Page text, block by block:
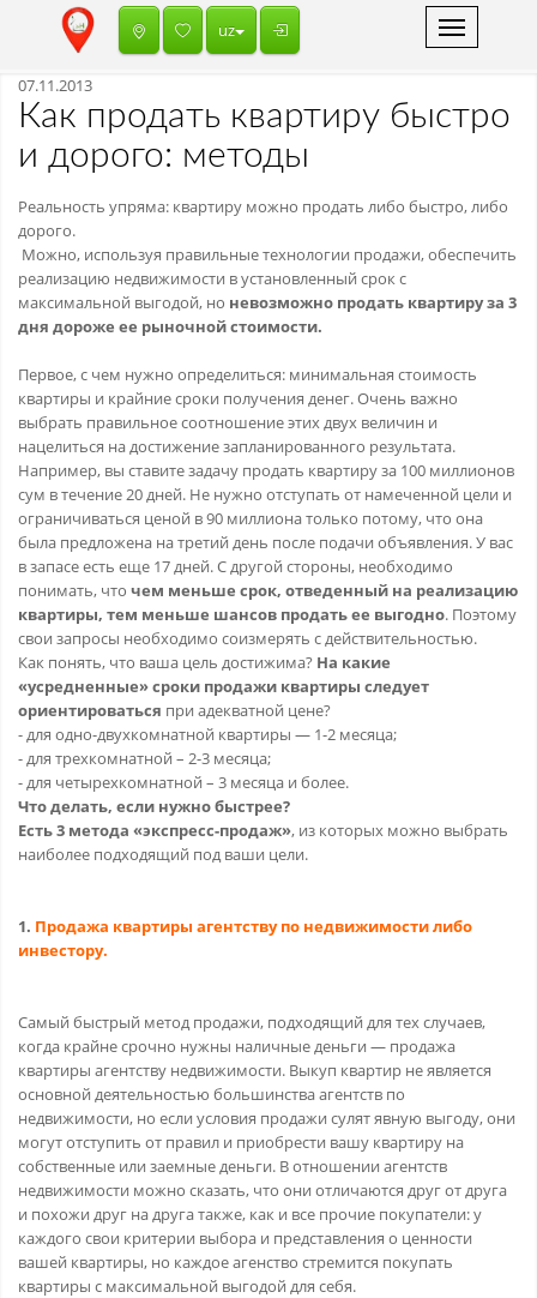
Toggle
navigation
uz
07.11.2013
Как продать квартиру быстро
и дорого: методы
Реальность упряма: квартиру можно продать либо быстро, либо
дорого.
Можно, используя правильные технологии продажи, обеспечить
реализацию недвижимости в установленный срок с
максимальной выгодой, но невозможно продать квартиру за 3
дня дороже ее рыночной стоимости.
Первое, с чем нужно определиться: минимальная стоимость
квартиры и крайние сроки получения денег. Очень важно
выбрать правильное соотношение этих двух величин и
нацелиться на достижение запланированного результата.
Например, вы ставите задачу продать квартиру за 100 миллионов
сум в течение 20 дней. Не нужно отступать от намеченной цели и
ограничиваться ценой в 90 миллиона только потому, что она
была предложена на третий день после подачи объявления. У вас
в запасе есть еще 17 дней. С другой стороны, необходимо
понимать, что чем меньше срок, отведенный на реализацию
квартиры, тем меньше шансов продать ее выгодно. Поэтому
свои запросы необходимо соизмерять с действительностью.
Как понять, что ваша цель достижима? На какие
«усредненные» сроки продажи квартиры следует
ориентироваться при адекватной цене?
- для одно-двухкомнатной квартиры — 1-2 месяца;
- для трехкомнатной – 2-3 месяца;
- для четырехкомнатной – 3 месяца и более.
Что делать, если нужно быстрее?
Есть 3 метода «экспресс-продаж», из которых можно выбрать
наиболее подходящий под ваши цели.
1. Продажа квартиры агентству по недвижимости либо
инвестору.
Самый быстрый метод продажи, подходящий для тех случаев,
когда крайне срочно нужны наличные деньги — продажа
квартиры агентству недвижимости. Выкуп квартир не является
основной деятельностью большинства агентств по
недвижимости, но если условия продажи сулят явную выгоду, они
могут отступить от правил и приобрести вашу квартиру на
собственные или заемные деньги. В отношении агентств
недвижимости можно сказать, что они отличаются друг от друга
и похожи друг на друга также, как и все прочие покупатели: у
каждого свои критерии выбора и представления о ценности
вашей квартиры, но каждое агенство стремится покупать
квартиры с максимальной выгодой для себя.